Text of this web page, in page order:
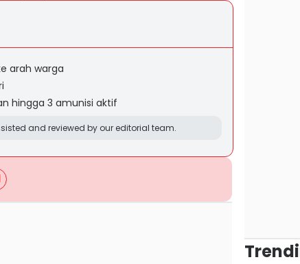
arah warga
hingga 3 amunisi aktif
and reviewed by our editorial team.